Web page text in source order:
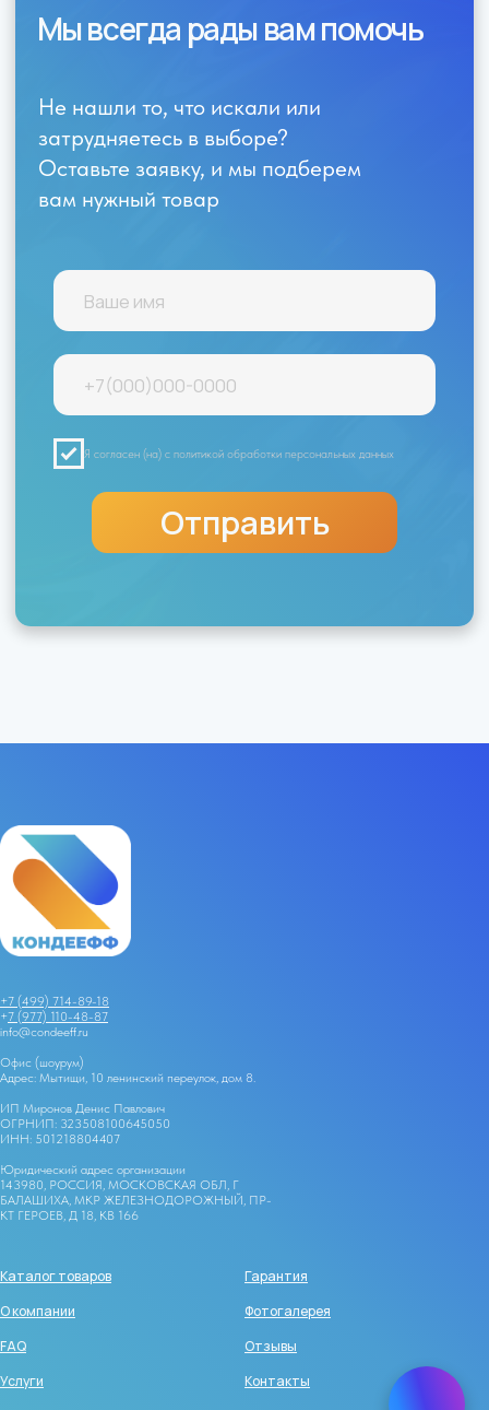
+7 (499) 714-89-18
+7 (977) 110-48-87
info@condeeff.ru
Офис (шоурум)
Адрес: Мытищи, 10 ленинский переулок, дом 8.
ИП Миронов Денис Павлович
ОГРНИП: 323508100645050
ИНН: 501218804407
Юридический адрес организации
143980, РОССИЯ, МОСКОВСКАЯ ОБЛ, Г
БАЛАШИХА, МКР ЖЕЛЕЗНОДОРОЖНЫЙ, ПР-
КТ ГЕРОЕВ, Д 18, КВ 166
Каталог товаров
О компании
FAQ
Услуги
Гарантия
Фотогалерея
Отзывы
Контакты